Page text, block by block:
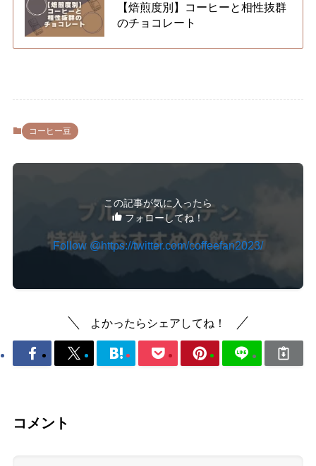
【焙煎度別】コーヒーと相性抜群
のチョコレート
コーヒー豆
この記事が気に入ったら
フォローしてね！
Follow @https://twitter.com/coffeefan2023/
よかったらシェアしてね！
コメント